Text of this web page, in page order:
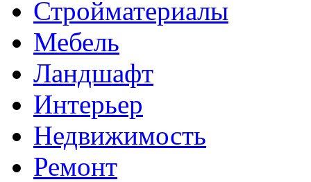
Стройматериалы
Мебель
Ландшафт
Интерьер
Недвижимость
Ремонт